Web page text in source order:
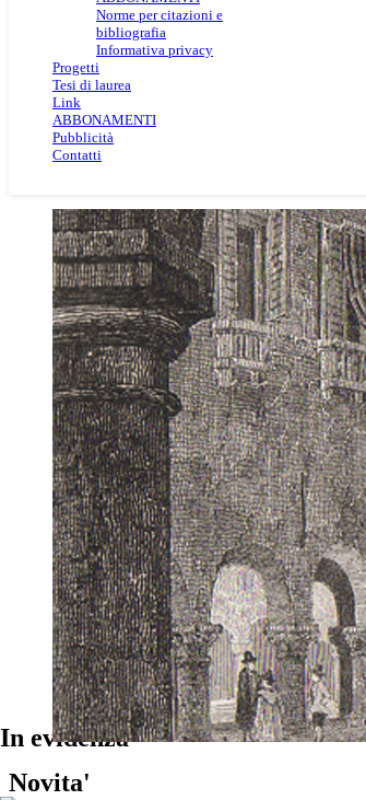
Norme per citazioni e
bibliografia
Informativa privacy
Progetti
Tesi di laurea
Link
ABBONAMENTI
Pubblicità
Contatti
Rivista Oscellana
Scoprila attraverso le
Novita'
In evidenza